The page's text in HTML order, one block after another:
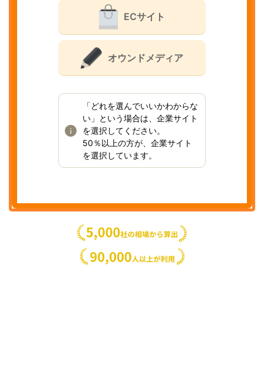
ECサイト
オウンドメディア
「どれを選んでいいかわからな
い」という場合は、企業サイト
を選択してください。
50％以上の方が、企業サイト
を選択しています。